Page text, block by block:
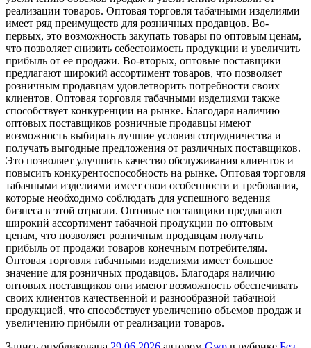
реализации товаров. Оптовая торговля табачными изделиями
имеет ряд преимуществ для розничных продавцов. Во-
первых, это возможность закупать товары по оптовым ценам,
что позволяет снизить себестоимость продукции и увеличить
прибыль от ее продажи. Во-вторых, оптовые поставщики
предлагают широкий ассортимент товаров, что позволяет
розничным продавцам удовлетворить потребности своих
клиентов. Оптовая торговля табачными изделиями также
способствует конкуренции на рынке. Благодаря наличию
оптовых поставщиков розничные продавцы имеют
возможность выбирать лучшие условия сотрудничества и
получать выгодные предложения от различных поставщиков.
Это позволяет улучшить качество обслуживания клиентов и
повысить конкурентоспособность на рынке. Оптовая торговля
табачными изделиями имеет свои особенности и требования,
которые необходимо соблюдать для успешного ведения
бизнеса в этой отрасли. Оптовые поставщики предлагают
широкий ассортимент табачной продукции по оптовым
ценам, что позволяет розничным продавцам получать
прибыль от продажи товаров конечным потребителям.
Оптовая торговля табачными изделиями имеет большое
значение для розничных продавцов. Благодаря наличию
оптовых поставщиков они имеют возможность обеспечивать
своих клиентов качественной и разнообразной табачной
продукцией, что способствует увеличению объемов продаж и
увеличению прибыли от реализации товаров.